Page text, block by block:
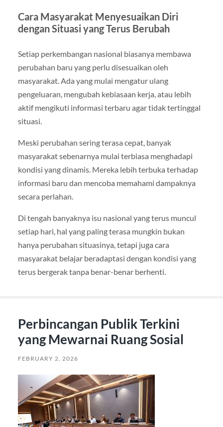
Cara Masyarakat Menyesuaikan Diri
dengan Situasi yang Terus Berubah
Setiap perkembangan nasional biasanya membawa
perubahan baru yang perlu disesuaikan oleh
masyarakat. Ada yang mulai mengatur ulang
pengeluaran, mengubah kebiasaan kerja, atau lebih
aktif mengikuti informasi terbaru agar tidak tertinggal
situasi.
Meski perubahan sering terasa cepat, banyak
masyarakat sebenarnya mulai terbiasa menghadapi
kondisi yang dinamis. Mereka lebih terbuka terhadap
informasi baru dan mencoba memahami dampaknya
secara perlahan.
Di tengah banyaknya isu nasional yang terus muncul
setiap hari, hal yang paling terasa mungkin bukan
hanya perubahan situasinya, tetapi juga cara
masyarakat belajar beradaptasi dengan kondisi yang
terus bergerak tanpa benar-benar berhenti.
Perbincangan Publik Terkini
yang Mewarnai Ruang Sosial
FEBRUARY 2, 2026